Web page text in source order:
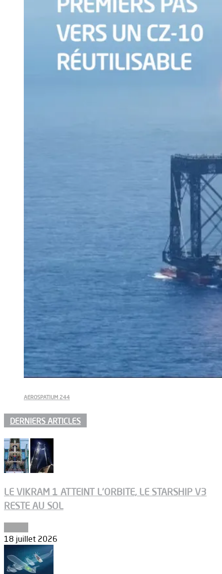
AEROSPATIUM 244
DERNIERS ARTICLES
LE VIKRAM 1 ATTEINT L’ORBITE, LE STARSHIP V3
RESTE AU SOL
18 juillet 2026